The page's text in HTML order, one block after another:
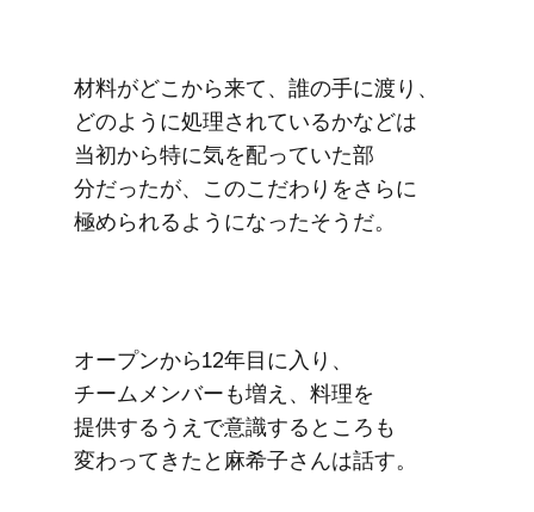
材料が​どこから​来て、​誰の​手に​渡り、​
どのように​処理されているかなどは​
当初から​特に​気を​配っていた​部​
分だったが、​この​こだわりを​さらに​
極められるようになった​そうだ。
オープンから​12年目に​入り、​
チームメンバーも​増え、​料理を​
提供するうえで​意識する​ところも​
変わってきたと​麻希子さんは​話す。